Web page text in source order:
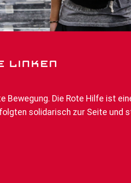
LINKEN
Die Rote Hilfe ist
solidarisch zur Seite und